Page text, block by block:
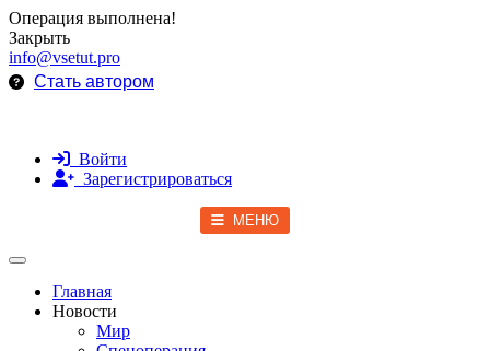
Операция выполнена!
Закрыть
info@vsetut.pro
Стать автором
Войти
Зарегистрироваться
МЕНЮ
Toggle navigation
Главная
Новости
Мир